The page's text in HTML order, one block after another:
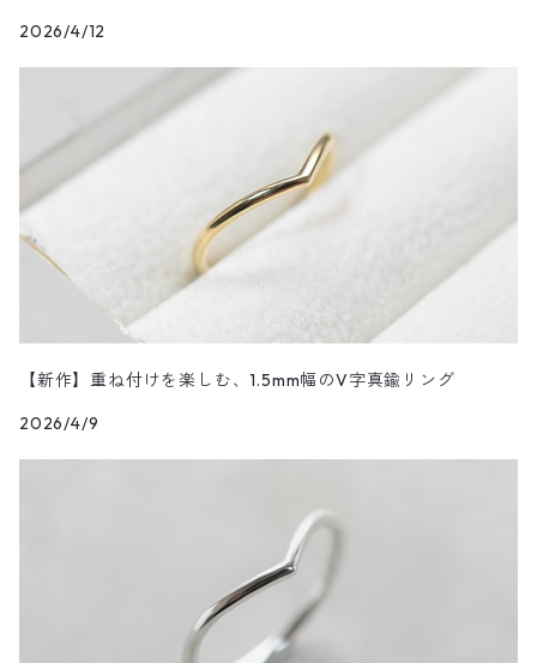
K24・K18GP/ゴールドメッキコーティング
GEM STONE/天然石
OXIDE/燻し加工
K10PG/K10ピンクゴールド
2026/4/12
【新作】重ね付けを楽しむ、1.5mm幅のV字真鍮リング
2026/4/9